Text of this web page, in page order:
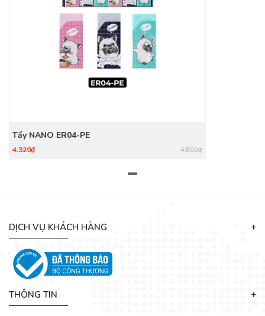
Tẩy NANO ER04-PE
4.320₫ 4.800₫
DỊCH VỤ KHÁCH HÀNG
THÔNG TIN